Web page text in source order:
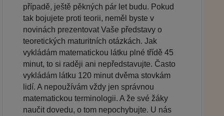
případě, ještě pěkných pár let budu. Pokud
tak bojujete proti teorii, neměl byste v
novinách prezentovat Vaše představy o
teoretických maturitních otázkách. Jak
vykládám matematickou látku plné třídě 45
minut, to si raději ani nepředstavujte. Často
vykládám látku 120 minut dvěma stovkám
lidí. A nepoužívám vždy jen správnou
matematickou terminologii. A že své žáky
naučit dovedu, o tom nepochybujte. U nás